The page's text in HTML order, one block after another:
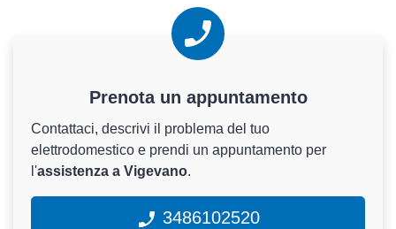
Prenota un appuntamento
Contattaci, descrivi il problema del tuo
elettrodomestico e prendi un appuntamento per
l'assistenza a Vigevano.
3486102520